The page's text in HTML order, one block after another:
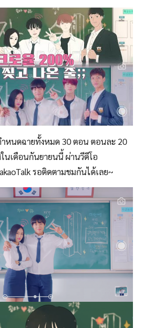
หนดฉายทั้งหมด 30 ตอน ตอนละ 20
นเดือนกันยายนนี้ ผ่านวีดีโอ
รอติดตามชมกันได้เลย~